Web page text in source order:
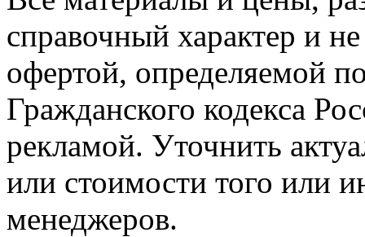
справочный характер и
офертой, определяемой
Гражданского кодекса
рекламой. Уточнить
или стоимости того или
менеджеров.